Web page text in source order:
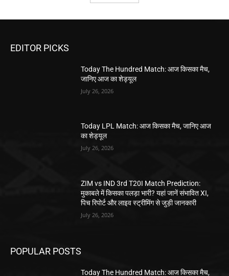
EDITOR PICKS
Today The Hundred Match: आज किसका मैच,
जानिए आज का शेड्यूल
July 26, 2026
Today LPL Match: आज किसका मैच, जानिए आज
का शेड्यूल
July 26, 2026
ZIM vs IND 3rd T20I Match Prediction:
मुकाबले में किसका पलड़ा भारी? यहां जानें संभावित XI,
पिच रिपोर्ट और लाइव स्ट्रीमिंग से जुड़ी जानकारी
July 26, 2026
POPULAR POSTS
Today The Hundred Match: आज किसका मैच,